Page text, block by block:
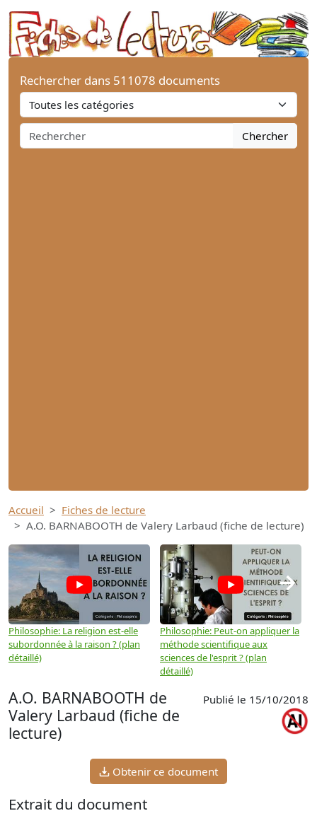
Rechercher dans 511078 documents
Chercher
Accueil
Fiches de lecture
A.O. BARNABOOTH de Valery Larbaud (fiche de lecture)
Philosophie: La religion est-elle
subordonnée à la raison ? (plan
détaillé)
Philosophie: Peut-on appliquer la
méthode scientifique aux
sciences de l'esprit ? (plan
détaillé)
→
A.O. BARNABOOTH de
Valery Larbaud (fiche de
lecture)
Publié le 15/10/2018
Obtenir ce document
Extrait du document